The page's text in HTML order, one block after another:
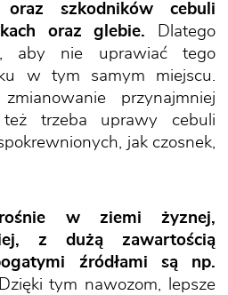
szkodników cebuli
oraz glebie. Dlatego
aby nie uprawiać tego
w tym samym miejscu.
przynajmniej
trzeba uprawy cebuli
jak czosnek,
w ziemi żyznej,
z dużą zawartością
źródłami są np.
Dzięki tym nawozom, lepsze